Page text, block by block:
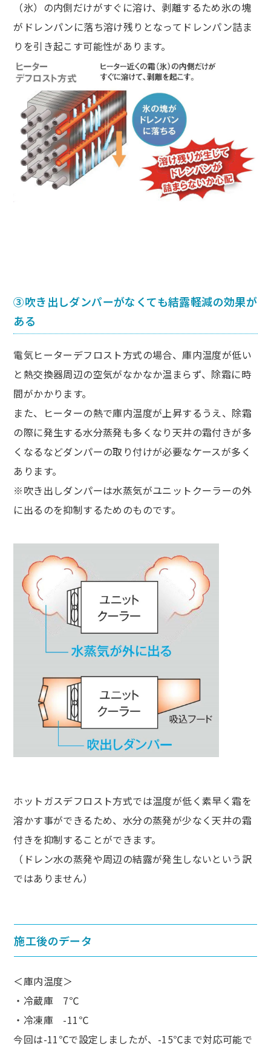
（氷）の内側だけがすぐに溶け、剥離するため氷の塊
がドレンパンに落ち溶け残りとなってドレンパン詰ま
りを引き起こす可能性があります。
③吹き出しダンパーがなくても結露軽減の効果が
ある
電気ヒーターデフロスト方式の場合、庫内温度が低い
と熱交換器周辺の空気がなかなか温まらず、除霜に時
間がかかります。
また、ヒーターの熱で庫内温度が上昇するうえ、除霜
の際に発生する水分蒸発も多くなり天井の霜付きが多
くなるなどダンパーの取り付けが必要なケースが多く
あります。
※吹き出しダンパーは水蒸気がユニットクーラーの外
に出るのを抑制するためのものです。
ホットガスデフロスト方式では温度が低く素早く霜を
溶かす事ができるため、水分の蒸発が少なく天井の霜
付きを抑制することができます。
（ドレン水の蒸発や周辺の結露が発生しないという訳
ではありません）
施工後のデータ
＜庫内温度＞
・冷蔵庫 7℃
・冷凍庫 -11℃
今回は-11℃で設定しましたが、-15℃まで対応可能で